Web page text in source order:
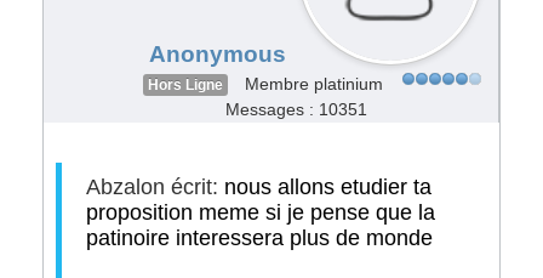
Anonymous
Hors Ligne
Membre platinium
Messages : 10351
Abzalon écrit: nous allons etudier ta
proposition meme si je pense que la
patinoire interessera plus de monde